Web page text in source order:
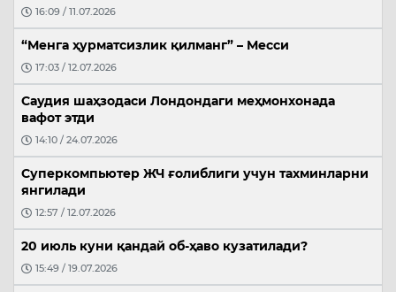
16:09 / 11.07.2026
“Менга ҳурматсизлик қилманг” – Месси
17:03 / 12.07.2026
Саудия шаҳзодаси Лондондаги меҳмонхонада
вафот этди
14:10 / 24.07.2026
Суперкомпьютер ЖЧ ғолиблиги учун тахминларни
янгилади
12:57 / 12.07.2026
20 июль куни қандай об-ҳаво кузатилади?
15:49 / 19.07.2026